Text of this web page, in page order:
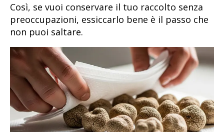
Così, se vuoi conservare il tuo raccolto senza
preoccupazioni, essiccarlo bene è il passo che
non puoi saltare.